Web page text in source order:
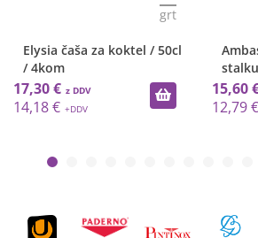
grt
Elysia čaša za koktel / 50cl
/ 4kom
17,30 €
14,18 €
15,60
12,79 €